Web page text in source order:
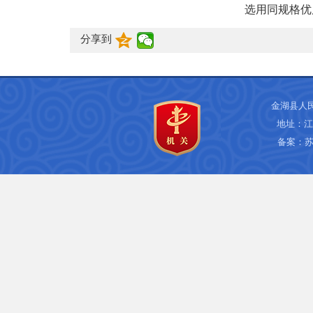
选用同规格
分享到
金湖县人
地址：
备案：